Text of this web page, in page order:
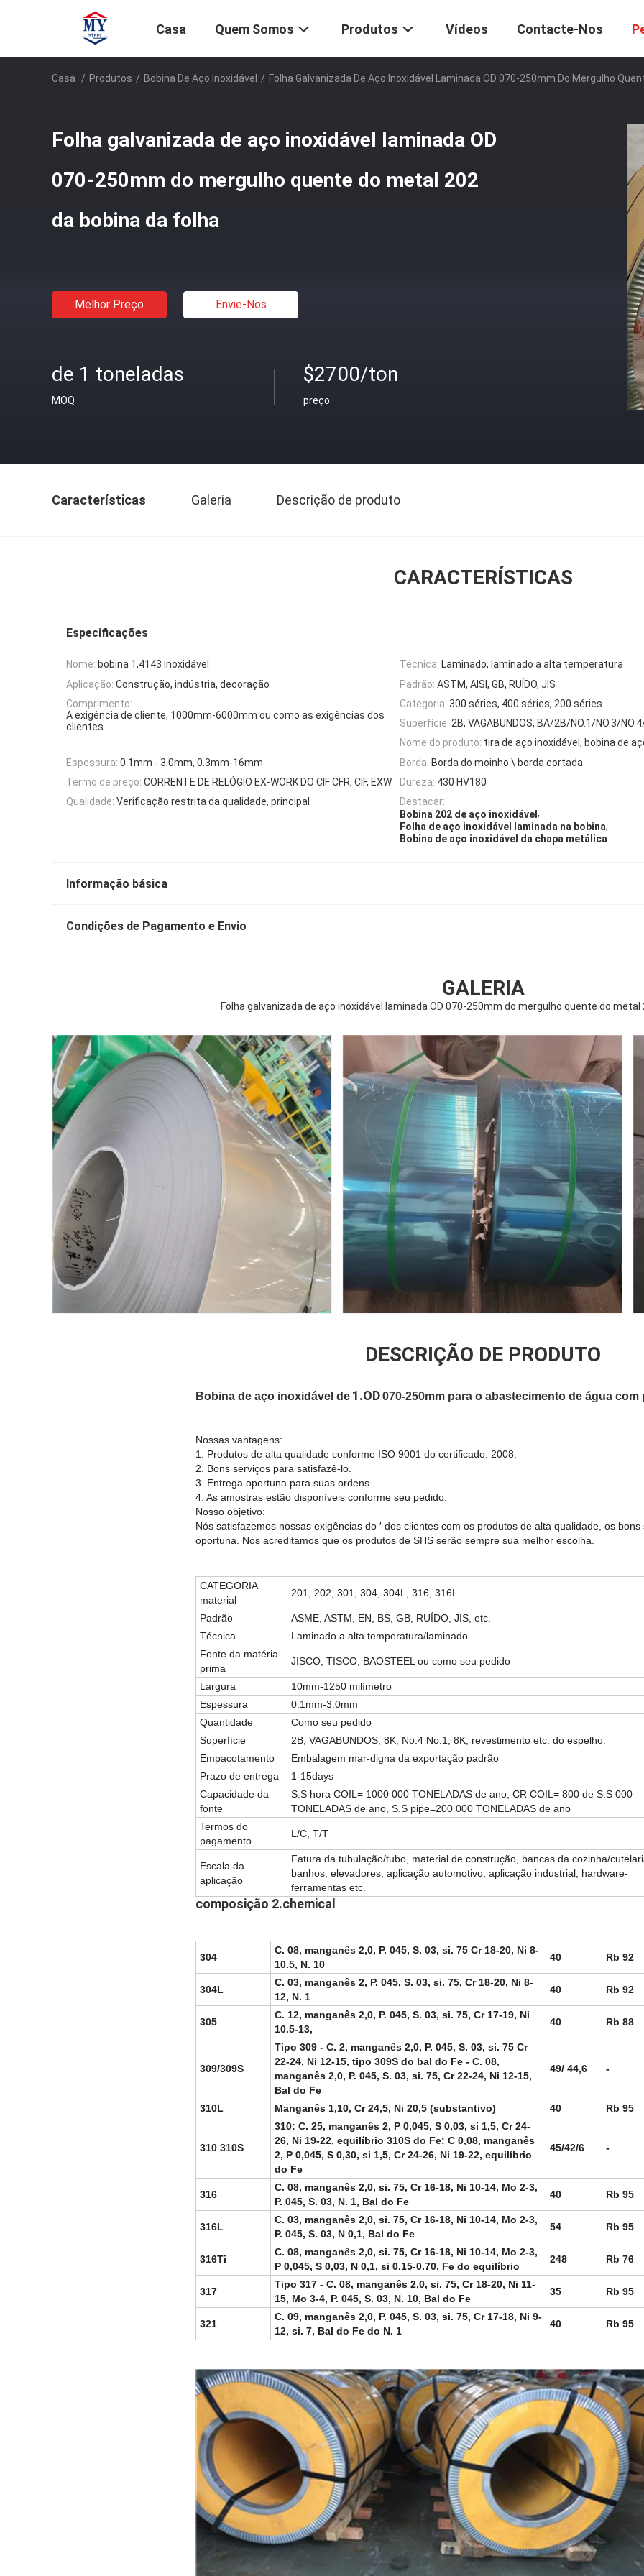
Casa Quem Somos Produtos Vídeos Contacte-Nos
Casa / Produtos / Bobina De Aço Inoxidável / Folha Galvanizada De Aço Inoxidável Laminada OD 070-250mm Do Mergulho
Folha galvanizada de aço inoxidável laminada OD
070-250mm do mergulho quente do metal 202
da bobina da folha
Melhor Preço Envie-Nos
de 1 toneladas
MOQ
$2700/ton
preço
Características Galeria Descrição de produto
CARACTERÍSTICAS
Especificações
Nome: bobina 1,4143 inoxidável Técnica: Laminado, laminado a alta temperatura
Aplicação: Construção, indústria, decoração Padrão: ASTM, AISI, GB, RUÍDO, JIS
Comprimento:
A exigência de cliente, 1000mm-6000mm ou como as exigências dos
clientes
Categoria: 300 séries, 400 séries, 200 séries
Superfície: 2B, VAGABUNDOS, BA/2B/NO.1/NO.3/
Nome do produto: tira de aço inoxidável, bobina de
Espessura: 0.1mm - 3.0mm, 0.3mm-16mm Borda: Borda do moinho \ borda cortada
Termo de preço: CORRENTE DE RELÓGIO EX-WORK DO CIF CFR, CIF, EXW Dureza: 430 HV180
Qualidade: Verificação restrita da qualidade, principal
Destacar:
Bobina 202 de aço inoxidável ,
Folha de aço inoxidável laminada na bobina,
Bobina de aço inoxidável da chapa metálica
Informação básica
Condições de Pagamento e Envio
GALERIA
Folha galvanizada de aço inoxidável laminada OD 070-250mm do mergulho quente do metal
DESCRIÇÃO DE PRODUTO
Bobina de aço inoxidável de 1.OD070-250mm para o abastecimento de água com
Nossas vantagens:
1. Produtos de alta qualidade conforme ISO 9001 do certificado: 2008.
2. Bons serviços para satisfazê-lo.
3. Entrega oportuna para suas ordens.
4. As amostras estão disponíveis conforme seu pedido.
Nosso objetivo:
Nós satisfazemos nossas exigências do ′ dos clientes com os produtos de alta qualidade, os
oportuna. Nós acreditamos que os produtos de SHS serão sempre sua melhor escolha.
CATEGORIA
material
201, 202, 301, 304, 304L, 316, 316L
Padrão
ASME, ASTM, EN, BS, GB, RUÍDO, JIS, etc.
Técnica
Laminado a alta temperatura/laminado
Fonte da matéria
prima
JISCO, TISCO, BAOSTEEL ou como seu pedido
Largura
10mm-1250 milímetro
Espessura
0.1mm-3.0mm
Quantidade
Como seu pedido
Superfície
2B, VAGABUNDOS, 8K, No.4 No.1, 8K, revestimento etc. do espelho.
Empacotamento
Embalagem mar-digna da exportação padrão
Prazo de entrega
1-15days
Capacidade da
fonte
S.S hora COIL= 1000 000 TONELADAS de ano, CR COIL= 800 de S.S 000
TONELADAS de ano, S.S pipe=200 000 TONELADAS de ano
Termos do
pagamento
L/C, T/T
Escala da
aplicação
Fatura da tubulação/tubo, material de construção, bancas da cozinha/
banhos, elevadores, aplicação automotivo, aplicação industrial, hardware-
ferramentas etc.
composição 2.chemical
304
C. 08, manganês 2,0, P. 045, S. 03, si. 75 Cr 18-20, Ni 8-
10.5, N. 10
40 Rb 92
304L
C. 03, manganês 2, P. 045, S. 03, si. 75, Cr 18-20, Ni 8-
12, N. 1
40 Rb 92
305
C. 12, manganês 2,0, P. 045, S. 03, si. 75, Cr 17-19, Ni
10.5-13,
40 Rb 88
309/309S
Tipo 309 - C. 2, manganês 2,0, P. 045, S. 03, si. 75 Cr
22-24, Ni 12-15, tipo 309S do bal do Fe - C. 08,
manganês 2,0, P. 045, S. 03, si. 75, Cr 22-24, Ni 12-15,
Bal do Fe
49/ 44,6 -
310L Manganês 1,10, Cr 24,5, Ni 20,5 (substantivo) 40 Rb 95
310 310S
310: C. 25, manganês 2, P 0,045, S 0,03, si 1,5, Cr 24-
26, Ni 19-22, equilíbrio 310S do Fe: C 0,08, manganês
2, P 0,045, S 0,30, si 1,5, Cr 24-26, Ni 19-22, equilíbrio
do Fe
45/42/6 -
316
C. 08, manganês 2,0, si. 75, Cr 16-18, Ni 10-14, Mo 2-3,
P. 045, S. 03, N. 1, Bal do Fe
40 Rb 95
316L
C. 03, manganês 2,0, si. 75, Cr 16-18, Ni 10-14, Mo 2-3,
P. 045, S. 03, N 0,1, Bal do Fe
54 Rb 95
316Ti
C. 08, manganês 2,0, si. 75, Cr 16-18, Ni 10-14, Mo 2-3,
P 0,045, S 0,03, N 0,1, si 0.15-0.70, Fe do equilíbrio
248 Rb 76
317
Tipo 317 - C. 08, manganês 2,0, si. 75, Cr 18-20, Ni 11-
15, Mo 3-4, P. 045, S. 03, N. 10, Bal do Fe
35 Rb 95
321
C. 09, manganês 2,0, P. 045, S. 03, si. 75, Cr 17-18, Ni 9-
12, si. 7, Bal do Fe do N. 1
40 Rb 95